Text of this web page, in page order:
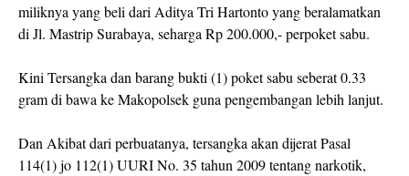
miliknya yang beli dari Aditya Tri Hartonto yang beralamatkan
di Jl. Mastrip Surabaya, seharga Rp 200.000,- perpoket sabu.
Kini Tersangka dan barang bukti (1) poket sabu seberat 0.33
gram di bawa ke Makopolsek guna pengembangan lebih lanjut.
Dan Akibat dari perbuatanya, tersangka akan dijerat Pasal
114(1) jo 112(1) UURI No. 35 tahun 2009 tentang narkotik,